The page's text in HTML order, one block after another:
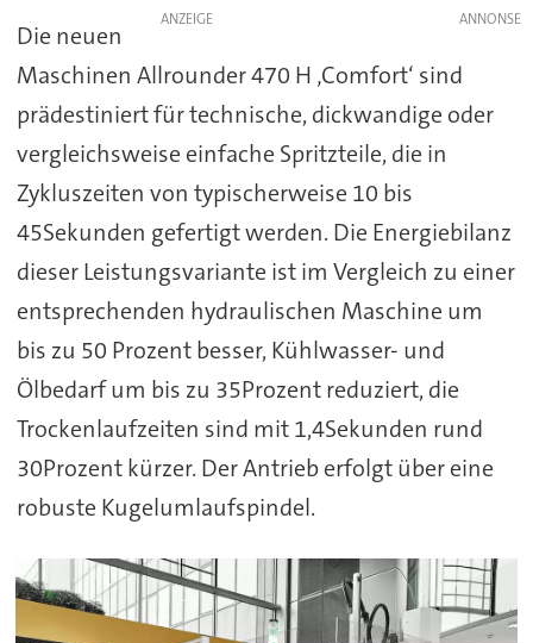
ANZEIGE
Die neuen
Maschinen Allrounder 470 H ‚Comfort‘ sind
prädestiniert für technische, dickwandige oder
vergleichsweise einfache Spritzteile, die in
Zykluszeiten von typischerweise 10 bis
45Sekunden gefertigt werden. Die Energiebilanz
dieser Leistungsvariante ist im Vergleich zu einer
entsprechenden hydraulischen Maschine um
bis zu 50 Prozent besser, Kühlwasser- und
Ölbedarf um bis zu 35Prozent reduziert, die
Trockenlaufzeiten sind mit 1,4Sekunden rund
30Prozent kürzer. Der Antrieb erfolgt über eine
robuste Kugelumlaufspindel.